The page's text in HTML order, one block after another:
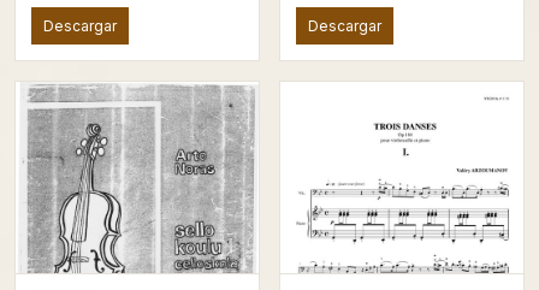
Descargar Descargar